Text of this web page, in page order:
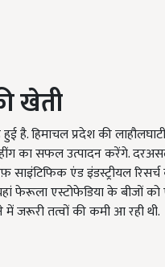
खेती
हिमाचल प्रदेश की
का सफल उत्पादन करेंगे.
एंड इंडस्ट्रीयल
फेरूला एस्टोफेडिया के बीजों
जरूरी तत्वों की कमी आ रही थी.